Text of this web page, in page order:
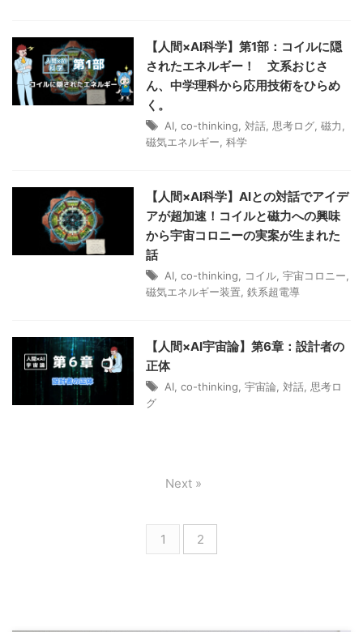
【人間×AI科学】第1部：コイルに隠
されたエネルギー！ 文系おじさ
ん、中学理科から応用技術をひらめ
く。
AI co-thinking 対話 思考ログ 磁力
磁気エネルギー 科学
【人間×AI科学】AIとの対話でアイデ
アが超加速！コイルと磁力への興味
から宇宙コロニーの実案が生まれた
話
AI co-thinking コイル 宇宙コロニー
磁気エネルギー装置 鉄系超電導
【人間×AI宇宙論】第6章：設計者の
正体
AI co-thinking 宇宙論 対話 思考ロ
グ
1 2
Next »